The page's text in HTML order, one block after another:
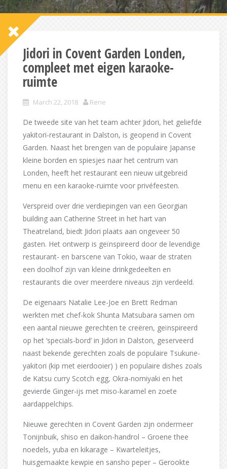
Jidori in Covent Garden Londen,
compleet met eigen karaoke-
ruimte
March 22, 2018 Rene
De tweede site van het team achter Jidori, het geliefde
yakitori-restaurant in Dalston, is geopend in Covent
Garden. Naast het brengen van de populaire Japanse
kleine borden en spiesjes naar het centrum van
Londen, heeft het restaurant een nieuw uitgebreid
menu en een karaoke-ruimte voor privéfeesten.
Verspreid over drie verdiepingen van een Georgian
building aan Catherine Street in het hart van
Theatreland, biedt Jidori plaats aan ongeveer 50
gasten. Het ontwerp is geïnspireerd door de levendige
restaurant- en barscene van Tokio, waar de straten
een doolhof zijn van kleine drinkgedeelten en
restaurants die over meerdere niveaus zijn verdeeld.
De eigenaars Natalie Lee-Joe en Brett Redman
werkten met chef-kok Shunta Matsubara samen om
een ​​aantal nieuwe gerechten te creëren, geïnspireerd
op het ‘specials-bord’ in Jidori in Dalston, geserveerd
naast bekende gerechten zoals de populaire Tsukune-
yakitori (kip met eierdooier) ) en populaire dishes zoals
de Katsu curry Scotch egg, Okra-nomiyaki en het
gevierde Ginger-ijs met miso-karamel en zoete
aardappelchips.
Nieuwe gerechten in Covent Garden zijn ondermeer
Tonijnbuik, shiso en daikon-handrol – Groene thee
noedels, yuba en kikarage – Kwarteleitjes,
huisgemaakte kewpie en sansho peper – Gerookte